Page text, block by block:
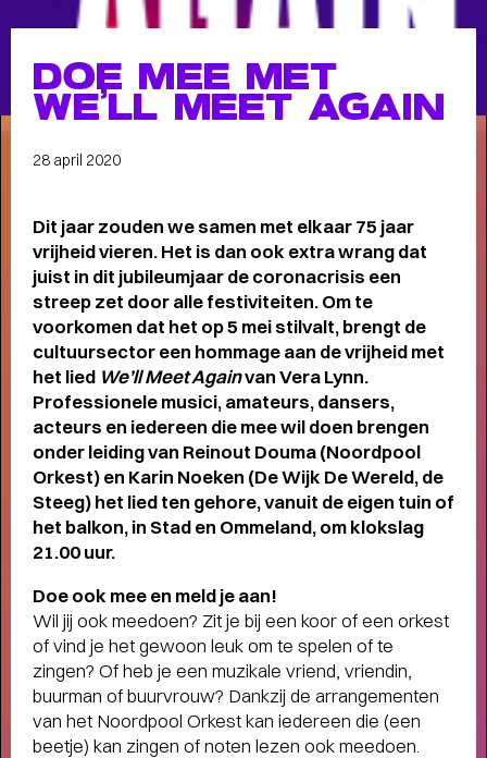
MEET THE BAND:
MUMFORD & SONS-
ALLE STORIESVAN
SPOT GRONINGEN:
NIEUWS,INTERVIEWS
COLUMNS,KORTEEN
LANGE VERHALEN
DOE MEE MET
WE’LL MEET AGAIN
28 april 2020
Dit jaar zouden we samen met elkaar 75 jaar
vrijheid vieren. Het is dan ook extra wrang dat
juist in dit jubileumjaar de coronacrisis een
streep zet door alle festiviteiten. Om te
voorkomen dat het op 5 mei stilvalt, brengt de
cultuursector een hommage aan de vrijheid met
het lied We’ll Meet Againvan Vera Lynn.
Professionele musici, amateurs, dansers,
acteurs en iedereen die mee wil doen brengen
onder leiding van Reinout Douma (Noordpool
Orkest) en Karin Noeken (De Wijk De Wereld, de
Steeg) het lied ten gehore, vanuit de eigen tuin of
het balkon, in Stad en Ommeland, om klokslag
21.00 uur.
Doe ook mee en meld je aan!
Wil jij ook meedoen? Zit je bij een koor of een orkest
of vind je het gewoon leuk om te spelen of te
zingen? Of heb je een muzikale vriend, vriendin,
buurman of buurvrouw? Dankzij de arrangementen
van het Noordpool Orkest kan iedereen die (een
beetje) kan zingen of noten lezen ook meedoen.